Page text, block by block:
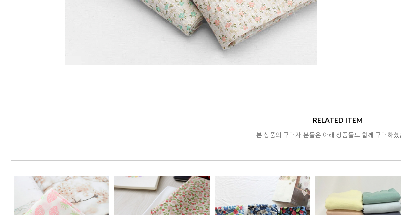
RELATED ITEM
본 상품의 구매자 분들은 아래 상품들도 함께 구매하셨